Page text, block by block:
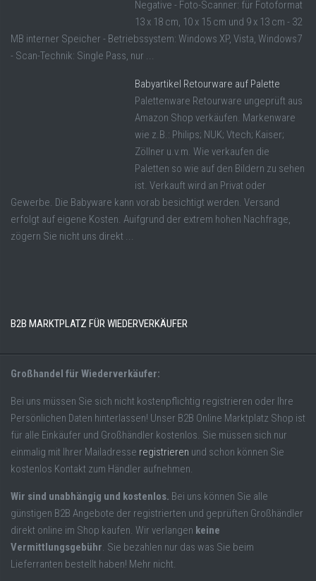
Negative - Foto-Scanner: für Fotoformat
13 x 18 cm, 10 x 15 cm und 9 x 13 cm - 32
MB interner Speicher - Betriebssystem: Windows XP, Vista, Windows7
- Scan-Technik: Single Pass, nur ...
Babyartikel Retourware auf Palette
Palettenware Retourware ungeprüft aus
Amazon Shop verkäufen. Markenware
wie z.B.: Philips; NUK; Vtech; Kaiser;
Zöllner u.v.m. Wie verkaufen die
Paletten so wie auf den Bildern zu sehen
ist. Verkauft wird an Privat oder
Gewerbe. Die Babyware kann vorab besichtigt werden. Versand
erfolgt auf eigene Kosten. Auifgrund der extrem hohen Nachfrage,
zögern Sie nicht uns direkt ...
B2B MARKTPLATZ FÜR WIEDERVERKÄUFER
Großhandel für Wiederverkäufer:
Bei uns müssen Sie sich nicht kostenpflichtig registrieren oder Ihre
Persönlichen Daten hinterlassen! Unser B2B Online Marktplatz Shop ist
für alle Einkäufer und Großhändler kostenlos. Sie müssen sich nur
einmalig mit Ihrer Mailadresse registrieren und schon können Sie
kostenlos Kontakt zum Händler aufnehmen.
Wir sind unabhängig und kostenlos. Bei uns können Sie alle
günstigen B2B Angebote der registrierten und geprüften Großhändler
direkt online im Shop kaufen. Wir verlangen keine
Vermittlungsgebühr. Sie bezahlen nur das was Sie beim
Lieferranten bestellt haben! Mehr nicht.